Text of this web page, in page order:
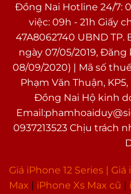
Đồng Nai Hotline 24/7:
việc: 09h - 21h Giấy
47A8062740 UBND
ngày 07/05/2019,
08/09/2020) | Mã số
Phạm Văn Thuận,
Đồng Nai Hộ kinh
0937213523 Chịu trách
Giá iPhone 12 Series | Giá
Max
iPhone Xs Max cũ